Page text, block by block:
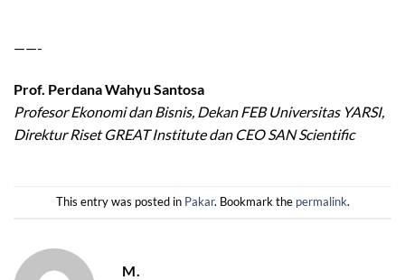
——-
Prof. Perdana Wahyu Santosa
Profesor Ekonomi dan Bisnis, Dekan FEB Universitas YARSI,
Direktur Riset GREAT Institute dan CEO SAN Scientific
This entry was posted in Pakar. Bookmark the permalink.
M.